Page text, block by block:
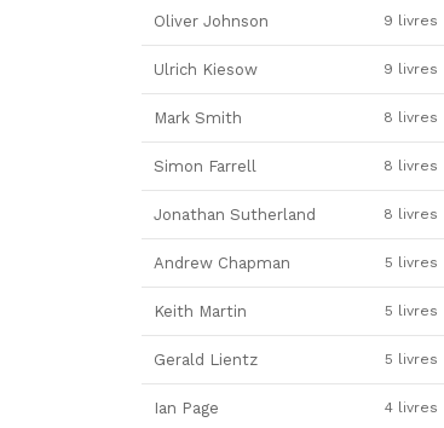
Oliver Johnson 9 livres
Ulrich Kiesow 9 livres
Mark Smith 8 livres
Simon Farrell 8 livres
Jonathan Sutherland 8 livres
Andrew Chapman 5 livres
Keith Martin 5 livres
Gerald Lientz 5 livres
Ian Page 4 livres